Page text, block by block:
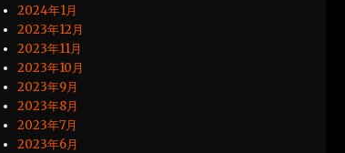
2024年1月
2023年12月
2023年11月
2023年10月
2023年9月
2023年8月
2023年7月
2023年6月